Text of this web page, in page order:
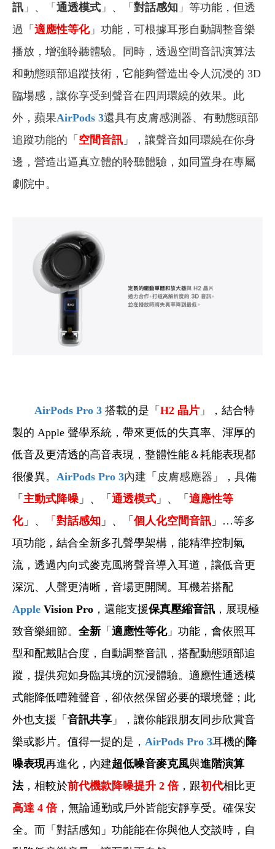
訊 」、「 通透模式 」、「 對話感知 」等功能，但透
過「 適應性等化」功能，可根據耳形自動調整音樂
播放，增強聆聽體驗。同時，透過空間音訊演算法
和動態頭部追蹤技術，它能夠營造出令人沉浸的 3D
臨場感，讓你享受到聲音在四周環繞的效果。此
外，蘋果AirPods 3還具有皮膚感測器、有動態頭部
追蹤功能的「 空間音訊 」，讓聲音如同環繞在你身
邊，營造出逼真立體的聆聽體驗，如同置身在專屬
劇院中。
AirPods Pro 3 搭載的是「 H2 晶片 」，結合特
製的 Apple 聲學系統，帶來更低的失真率、渾厚的
低音及更清透的高音表現，整體性能＆耗能表現都
很優異。 AirPods Pro 3內建 「 皮膚感應器 」，具備
「 主動式降噪 」、「 通透模式 」、「 適應性等
化 」、 「 對話感知 」、「 個人化空間音訊 」…等多
項功能，結合全新多孔聲學架構，能精準控制氣
流，透過內向式麥克風將聲音導入耳道，讓低音更
深沉、人聲更清晰，音場更開闊。耳機若搭配
Apple Vision Pro ，還能支援保真壓縮音訊 ，展現極
致音樂細節。 全新 「 適應性等化」功能，會依照耳
型和配戴貼合度，自動調整音訊，搭配動態頭部追
蹤，提供宛如身臨其境的沉浸體驗。適應性通透模
式能降低嘈雜聲音，卻依然保留必要的環境聲；此
外也支援「 音訊共享 」，讓你能跟朋友同步欣賞音
樂或影片。值得一提的是， AirPods Pro 3耳機的降
噪表現再進化，內建超低噪音麥克風與進階演算
法，相較於前代機款降噪提升 2 倍 ，跟初代相比更
高達 4 倍 ，無論通勤或戶外皆能安靜享受。確保安
全。而「對話感知」功能能在你與他人交談時，自